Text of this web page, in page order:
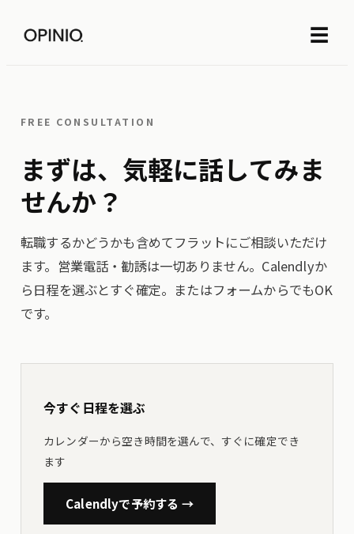
☰
FREE CONSULTATION
まずは、気軽に話してみま
せんか？
転職するかどうかも含めてフラットにご相談いただけ
ます。営業電話・勧誘は一切ありません。Calendlyか
ら日程を選ぶとすぐ確定。またはフォームからでもOK
です。
今すぐ日程を選ぶ
カレンダーから空き時間を選んで、すぐに確定でき
ます
Calendlyで予約する →